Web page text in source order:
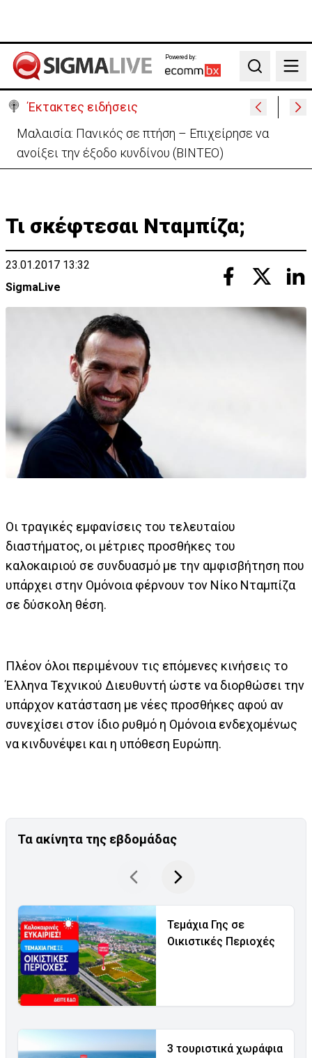
Powered by:
Search
Έκτακτες ειδήσεις
Ιράν σε ΗΠΑ: «Ο εχθρός να αποδεχτεί όλους τους
όρους μας» για άνοιγμα Ορμούζ
Τι σκέφτεσαι Νταμπίζα;
23.01.2017 13:32
SigmaLive
Οι τραγικές εμφανίσεις του τελευταίου
διαστήματος, οι μέτριες προσθήκες του
καλοκαιριού σε συνδυασμό με την αμφισβήτηση που
υπάρχει στην Ομόνοια φέρνουν τον Νίκο Νταμπίζα
σε δύσκολη θέση.
Πλέον όλοι περιμένουν τις επόμενες κινήσεις το
Έλληνα Τεχνικού Διευθυντή ώστε να διορθώσει την
υπάρχον κατάσταση με νέες προσθήκες αφού αν
συνεχίσει στον ίδιο ρυθμό η Ομόνοια ενδεχομένως
να κινδυνέψει και η υπόθεση Ευρώπη.
Τα ακίνητα της εβδομάδας
Τεμάχια Γης σε
Οικιστικές Περιοχές
3 τουριστικά χωράφια